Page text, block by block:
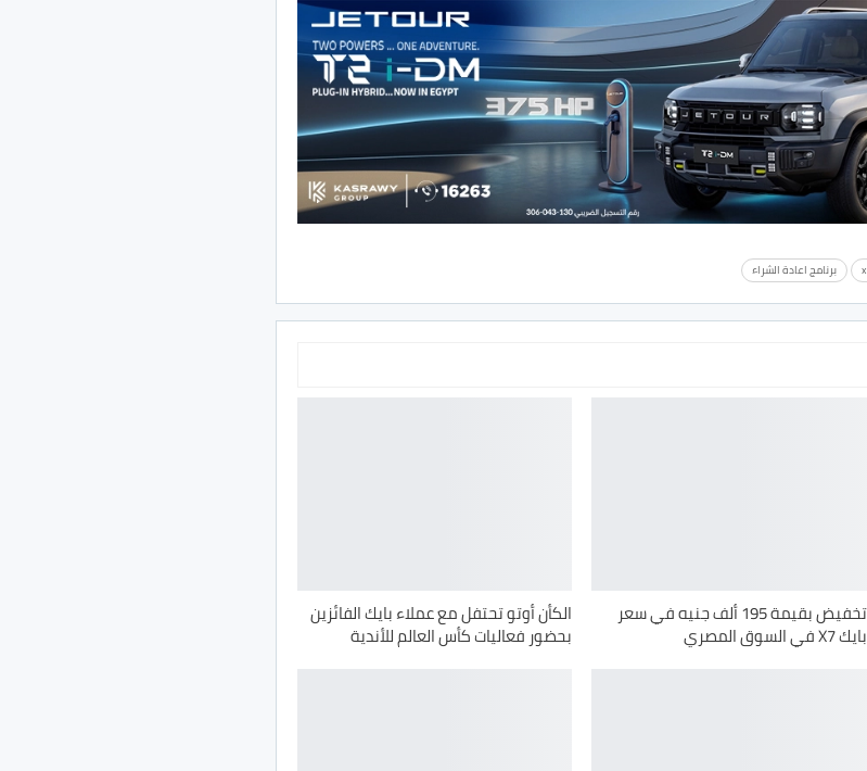
برنامج اعادة الشراء
تخفيض بقيمة 195 ألف جنيه في سعر
بايك X7 في السوق المصري
الكأن أوتو تحتفل مع عملاء بايك الفائزين
بحضور فعاليات كأس العالم للأندية